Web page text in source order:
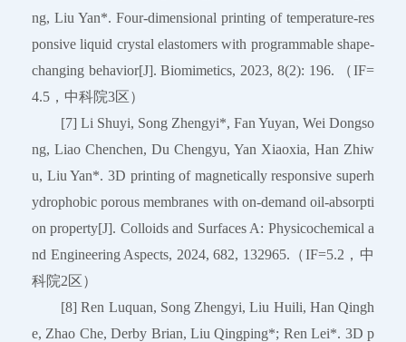
ng, Liu Yan*. Four-dimensional printing of temperature-res
ponsive liquid crystal elastomers with programmable shape-
changing behavior[J]. Biomimetics, 2023, 8(2): 196. （IF=
4.5，中科院3区）
[7] Li Shuyi, Song Zhengyi*, Fan Yuyan, Wei Dongso
ng, Liao Chenchen, Du Chengyu, Yan Xiaoxia, Han Zhiw
u, Liu Yan*. 3D printing of magnetically responsive superh
ydrophobic porous membranes with on-demand oil-absorpti
on property[J]. Colloids and Surfaces A: Physicochemical a
nd Engineering Aspects, 2024, 682, 132965.（IF=5.2，中
科院2区）
[8] Ren Luquan, Song Zhengyi, Liu Huili, Han Qingh
e, Zhao Che, Derby Brian, Liu Qingping*; Ren Lei*. 3D p